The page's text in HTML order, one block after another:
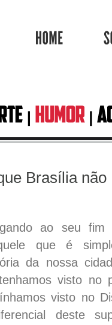
Brasília
ao seu fim
que é
da nossa
visto no
visto no
deste